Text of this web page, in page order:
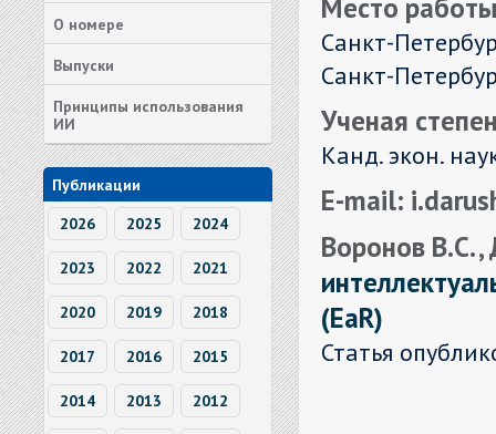
О номере
Выпуски
Принципы использования
ИИ
Публикации
2026
2025 2024
2023 2022 2021
2020 2019 2018
2017 2016 2015
2014 2013 2012
Санкт-
Санкт-
Ученая
Канд. экон.
E-mail:
Воронов В.С.
(EaR)
Статья